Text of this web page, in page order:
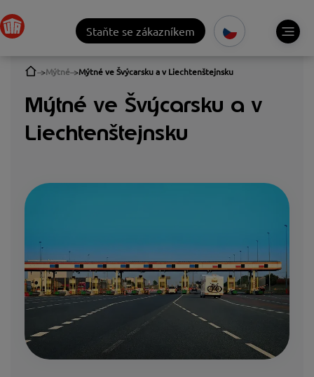
Staňte se zákazníkem
Mýtné Mýtné ve Švýcarsku a v Liechtenštejnsku
Mýtné ve Švýcarsku a v
Liechtenštejnsku